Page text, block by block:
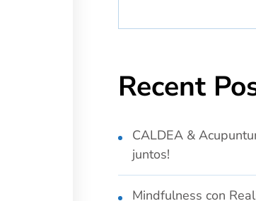
Recent
CALDEA &
juntos!
Mindfulness con